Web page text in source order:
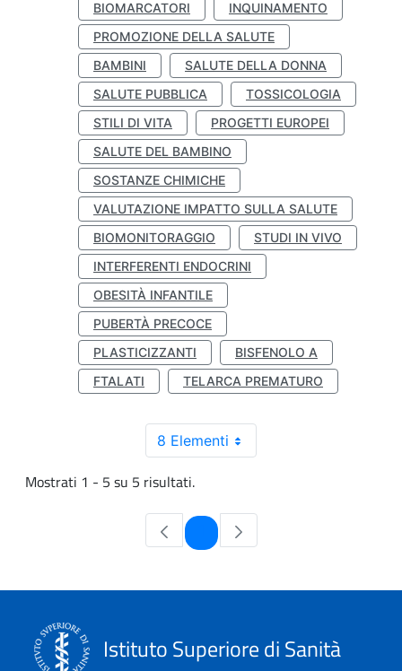
BIOMARCATORI
INQUINAMENTO
PROMOZIONE DELLA SALUTE
BAMBINI
SALUTE DELLA DONNA
SALUTE PUBBLICA
TOSSICOLOGIA
STILI DI VITA
PROGETTI EUROPEI
SALUTE DEL BAMBINO
SOSTANZE CHIMICHE
VALUTAZIONE IMPATTO SULLA SALUTE
BIOMONITORAGGIO
STUDI IN VIVO
INTERFERENTI ENDOCRINI
OBESITÀ INFANTILE
PUBERTÀ PRECOCE
PLASTICIZZANTI
BISFENOLO A
FTALATI
TELARCA PREMATURO
8 Elementi
Mostrati 1 - 5 su 5 risultati.
Pagina
Istituto Superiore di Sanità